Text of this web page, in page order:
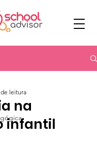
na
infantil
leitura
de 5 estrelas.